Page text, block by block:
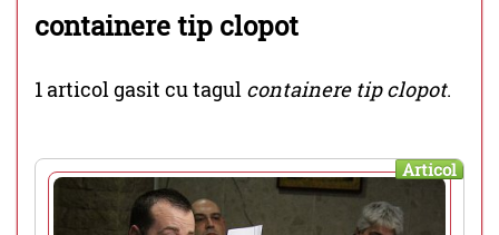
containere tip clopot
1 articol gasit cu tagul containere tip clopot.
Articol